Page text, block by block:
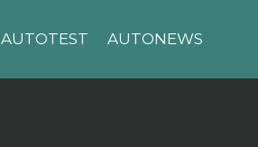
AUTOTEST AUTONEWS